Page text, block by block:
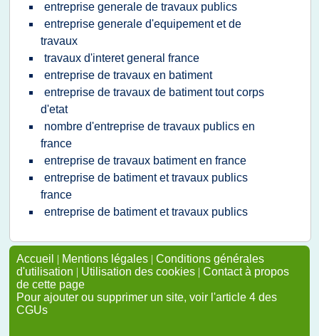
entreprise generale de travaux publics
entreprise generale d'equipement et de
travaux
travaux d'interet general france
entreprise de travaux en batiment
entreprise de travaux de batiment tout corps
d'etat
nombre d'entreprise de travaux publics en
france
entreprise de travaux batiment en france
entreprise de batiment et travaux publics
france
entreprise de batiment et travaux publics
Accueil | Mentions légales | Conditions générales
d'utilisation | Utilisation des cookies | Contact à propos
de cette page
Pour ajouter ou supprimer un site, voir l'article 4 des
CGUs